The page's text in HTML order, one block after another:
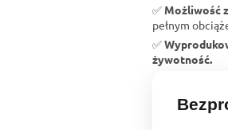
✅ Możliwość
pełnym
✅
żywotność.